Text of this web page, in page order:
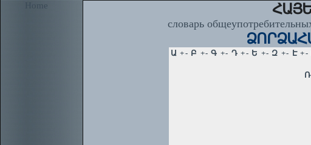
Home
словарь